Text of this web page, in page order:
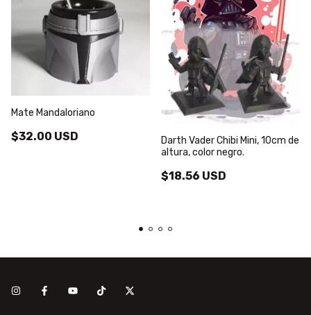
Mate Mandaloriano
$32.00 USD
Darth Vader Chibi Mini, 10cm de
altura, color negro.
$18.56 USD